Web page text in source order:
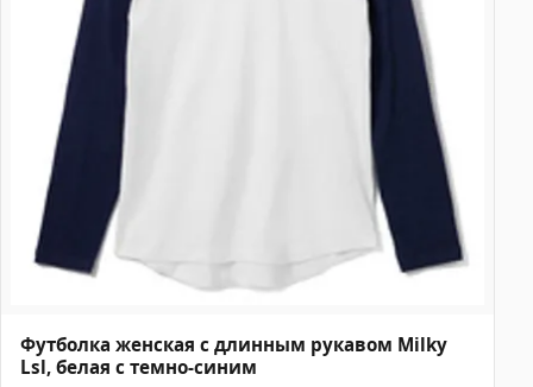
Футболка женская с длинным рукавом Milky
Lsl, белая с темно-синим